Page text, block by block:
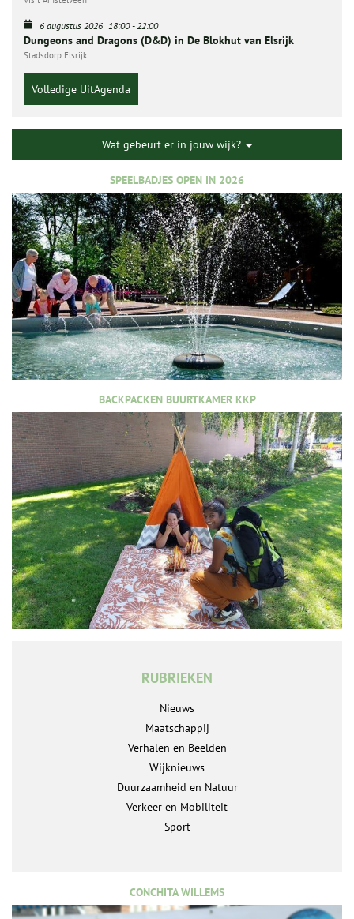
6 augustus 2026 18:00-22:00
Dungeons and Dragons (D&D) in De Blokhut van Elsrijk
Stadsdorp Elsrijk
Volledige UitAgenda
Wat gebeurt er in jouw wijk?
SPEELBADJES OPEN IN 2026
BACKPACKEN BUURTKAMER KKP
RUBRIEKEN
Nieuws
Maatschappij
Verhalen en Beelden
Wijknieuws
Duurzaamheid en Natuur
Verkeer en Mobiliteit
Sport
CONCHITA WILLEMS